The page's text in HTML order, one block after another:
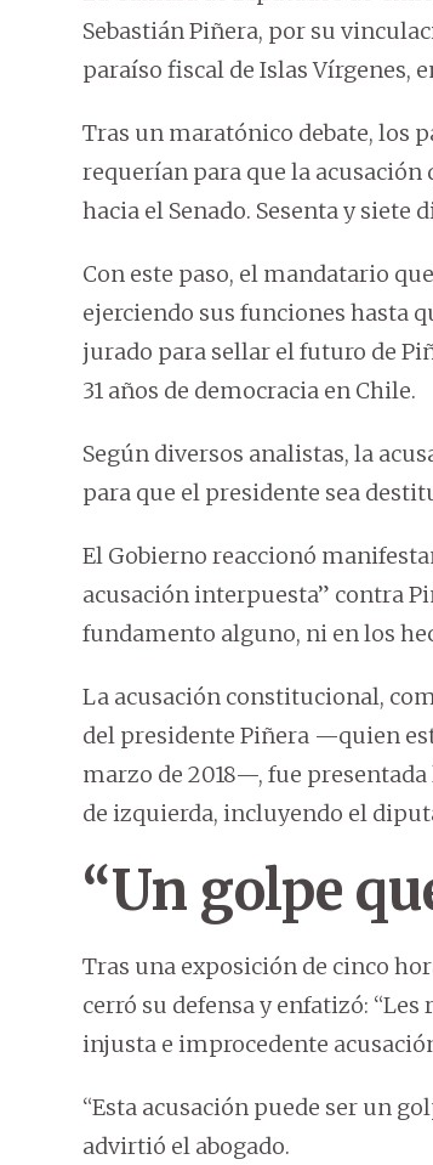
Sebastián Piñera, por su
paraíso fiscal de Islas Vírgenes,
Tras un maratónico debate, los
requerían para que la
hacia el Senado. Sesenta y
Con este paso, el mandatario
ejerciendo sus funciones hasta
jurado para sellar el futuro de
31 años de democracia en Chile.
Según diversos analistas, la
para que el presidente sea
El Gobierno reaccionó
acusación interpuesta” contra
fundamento alguno, ni en los
La acusación constitucional,
del presidente Piñera —quien
marzo de 2018—, fue
de izquierda, incluyendo el
“Un golpe
Tras una exposición de cinco
cerró su defensa y enfatizó:
injusta e improcedente
“Esta acusación puede ser un
advirtió el abogado.